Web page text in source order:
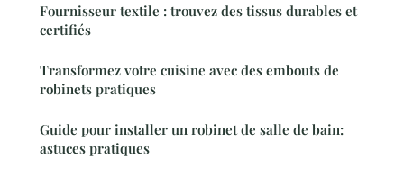
Fournisseur textile : trouvez des tissus durables et
certifiés
Transformez votre cuisine avec des embouts de
robinets pratiques
Guide pour installer un robinet de salle de bain:
astuces pratiques